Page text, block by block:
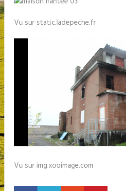
Vu sur static.ladepeche.fr
Vu sur img.xooimage.com